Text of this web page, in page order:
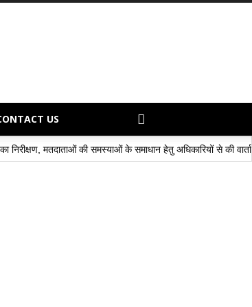
US
के समाधान हेतु अधिकारियों से की वार्ता – – डॉ. जसविंदर सिंह